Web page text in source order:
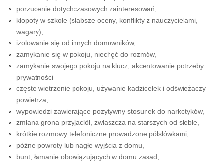
porzucenie dotychczasowych zainteresowań,
kłopoty w szkole (słabsze oceny, konflikty z nauczycielami,
wagary),
izolowanie się od innych domowników,
zamykanie się w pokoju, niechęć do rozmów,
zamykanie swojego pokoju na klucz, akcentowanie potrzeby
prywatności
częste wietrzenie pokoju, używanie kadzidełek i odświeżaczy
powietrza,
wypowiedzi zawierające pozytywny stosunek do narkotyków,
zmiana grona przyjaciół, zwłaszcza na starszych od siebie,
krótkie rozmowy telefoniczne prowadzone półsłówkami,
późne powroty lub nagłe wyjścia z domu,
bunt, łamanie obowiązujących w domu zasad,